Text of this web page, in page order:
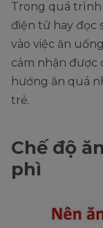
Trong quá trình
điện tử hay đọc
vào việc ăn
cảm nhận được
hướng ăn quá
trẻ.
Chế độ
phì